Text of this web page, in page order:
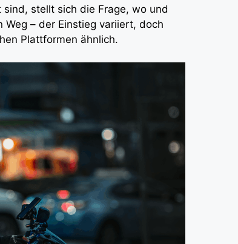
stellt sich die Frage, wo und
– der Einstieg variiert, doch
Plattformen ähnlich.